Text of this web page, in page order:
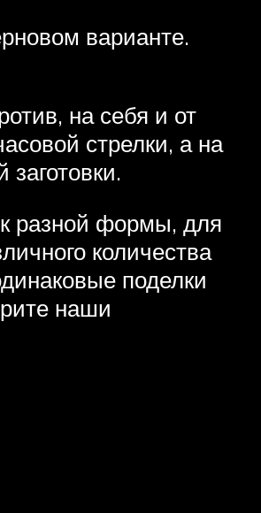
варианте.
на себя и от
стрелки, а на
разной формы, для
количества
поделки
наши